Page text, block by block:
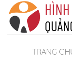
Skip
content
TRANG